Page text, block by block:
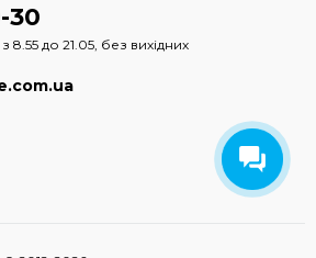
30
8.55 до 21.05, без вихідних